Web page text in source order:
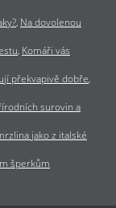
Na dovolenou
Komáři vás
překvapivě dobře
surovin a
jako z italské
šperkům